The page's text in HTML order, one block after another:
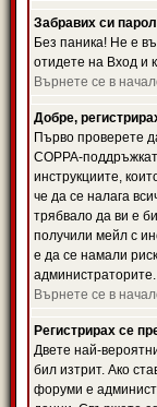
Забравих си
Без паника! Не е
отидете на Вход и
Върнете се в
Добре,
Първо проверете
COPPA-
инструкциите,
че да се налага
трябвало да ви е
получили мейл с
е да се намали
администраторите.
Върнете се в
Регистрирах се
Двете най-
бил изтрит. Ако
форуми е